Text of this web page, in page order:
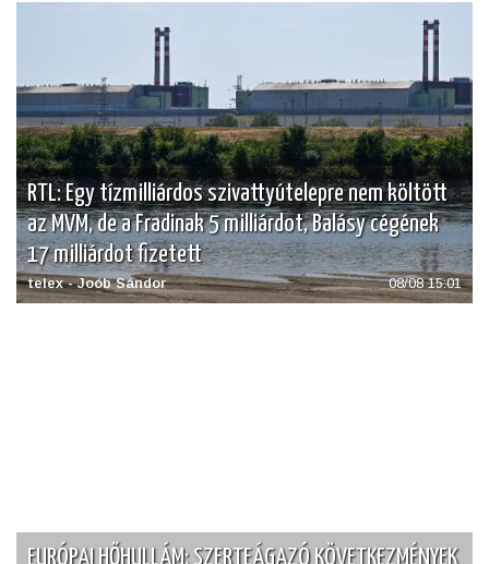
RTL: Egy tízmilliárdos szivattyútelepre nem költött
az MVM, de a Fradinak 5 milliárdot, Balásy cégének
17 milliárdot fizetett
telex - Joób Sándor 08/08 15:01
EURÓPAI HŐHULLÁM: SZERTEÁGAZÓ KÖVETKEZMÉNYEK